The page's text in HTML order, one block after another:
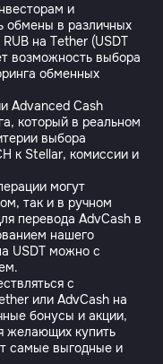
и
обмены в различных
на Tether (USDT
возможность выбора
обменных
Advanced Cash
который в реальном
выбора
к Stellar, комиссии и
могут
так и в ручном
перевода AdvCash в
нашего
USDT можно с
с
или AdvCash на
бонусы и акции,
желающих купить
самые выгодные и